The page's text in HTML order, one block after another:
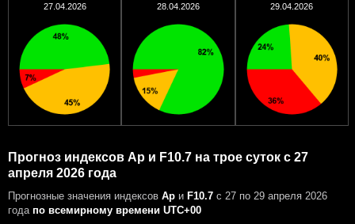
27.04.2026 28.04.2026 29.04.2026
Прогноз индексов Ap и F10.7 на трое суток с 27
апреля 2026 года
Прогнозные значения индексов Ap и F10.7 с 27 по 29 апреля 2026
года по всемирному времени UTC+00